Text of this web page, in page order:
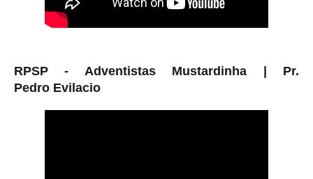
RPSP - Adventistas Mustardinha | Pr.
Pedro Evilacio